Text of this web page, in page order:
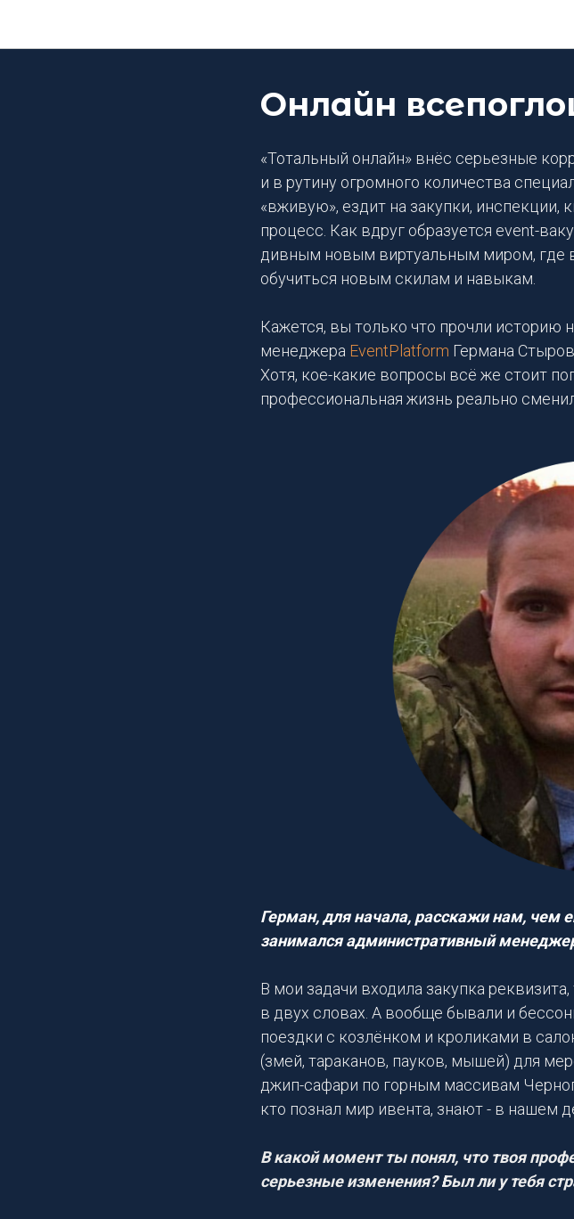
Онлайн
«Тотальный онлайн» внёс серьезные
и в рутину огромного количества
«вживую», ездит на закупки, инспекции,
процесс. Как вдруг образуется event-
дивным новым виртуальным миром, где
обучиться новым скилам и навыкам.
Кажется, вы только что прочли историю
менеджера EventPlatform Германа
Хотя, кое-какие вопросы всё же стоит
профессиональная жизнь реально
Герман, для начала, расскажи нам, чем
занимался административный
В мои задачи входила закупка
в двух словах. А вообще бывали и
поездки с козлёнком и кроликами в
(змей, тараканов, пауков, мышей) для
джип-сафари по горным массивам
кто познал мир ивента, знают - в нашем
В какой момент ты понял, что твоя
серьезные изменения? Был ли у тебя